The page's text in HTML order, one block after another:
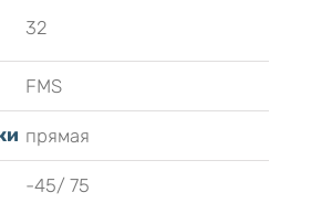
32
FMS
прямая
-45/ 75